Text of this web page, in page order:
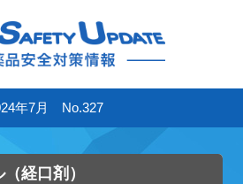
年7月 No.327
経口剤）